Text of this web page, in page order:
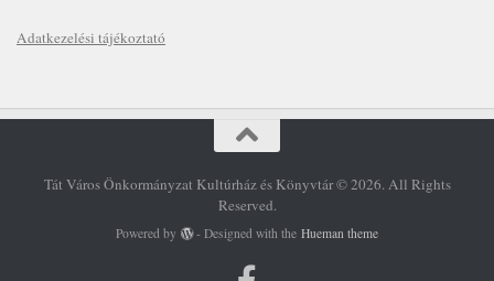
Adatkezelési tájékoztató
Tát Város Önkormányzat Kultúrház és Könyvtár © 2026. All Rights
Reserved.
Powered by - Designed with theHueman theme